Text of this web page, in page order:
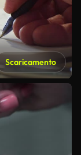
Scaricamento